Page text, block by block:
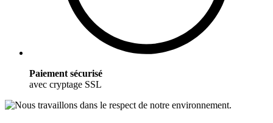
Paiement sécurisé
avec cryptage SSL